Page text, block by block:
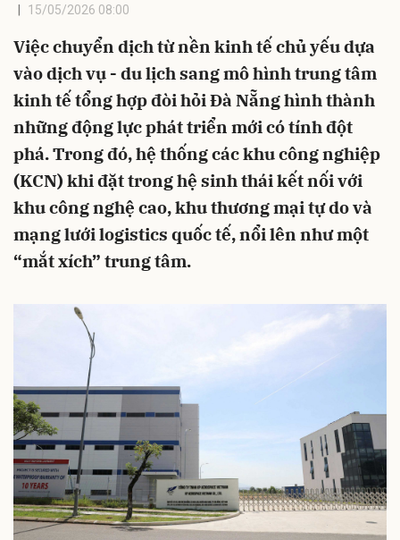
15/05/2026 08:00
Việc chuyển dịch từ nền kinh tế chủ yếu dựa
vào dịch vụ - du lịch sang mô hình trung tâm
kinh tế tổng hợp đòi hỏi Đà Nẵng hình thành
những động lực phát triển mới có tính đột
phá. Trong đó, hệ thống các khu công nghiệp
(KCN) khi đặt trong hệ sinh thái kết nối với
khu công nghệ cao, khu thương mại tự do và
mạng lưới logistics quốc tế, nổi lên như một
“mắt xích” trung tâm.